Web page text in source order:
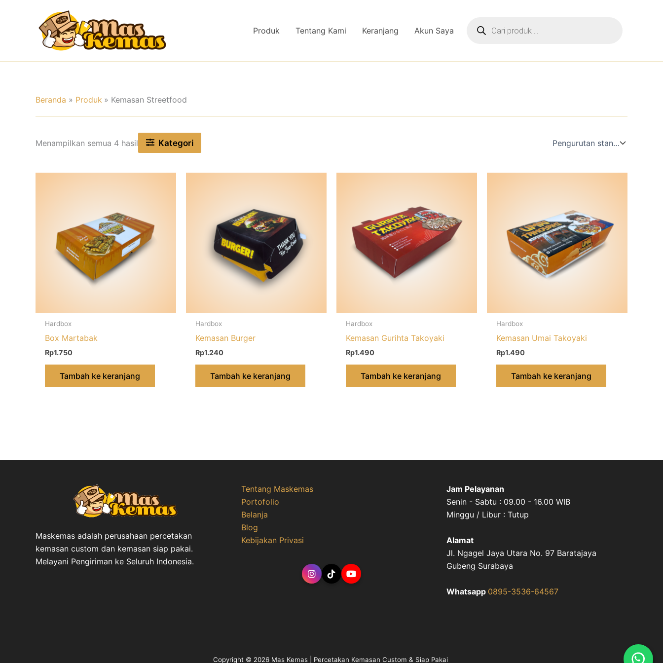
Produk Tentang Kami Keranjang Akun Saya
search
Beranda Produk Kemasan Streetfood
Menampilkan semua 4 hasil Kategori
Hardbox
Box Martabak
Rp1.750
Tambah ke keranjang
Hardbox
Kemasan Burger
Rp1.240
Tambah ke keranjang
Hardbox
Kemasan Gurihta Takoyaki
Rp1.490
Tambah ke keranjang
Hardbox
Kemasan Umai Takoyaki
Rp1.490
Tambah ke keranjang
Maskemas adalah perusahaan percetakan
kemasan custom dan kemasan siap pakai.
Melayani Pengiriman ke Seluruh Indonesia.
Tentang Maskemas
Portofolio
Belanja
Blog
Kebijakan Privasi
Jam Pelayanan
Senin - Sabtu : 09.00 - 16.00 WIB
Minggu / Libur : Tutup
Alamat
Jl. Ngagel Jaya Utara No. 97 Baratajaya
Gubeng Surabaya
Whatsapp 0895-3536-64567
Copyright © 2026 Mas Kemas | Percetakan Kemasan Custom & Siap Pakai